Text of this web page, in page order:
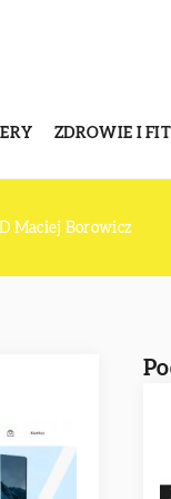
ZDROWIE I
Maciej Borowicz